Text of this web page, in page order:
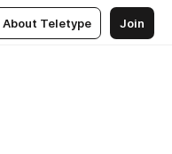
About Teletype Join